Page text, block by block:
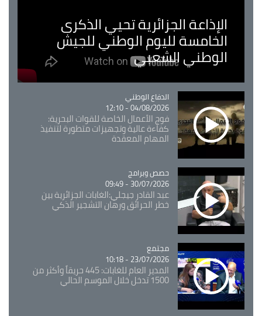
الإذاعة الجزائرية تحيي الذكرى
الخامسة لليوم الوطني للجيش
الوطني الشعبي
Catégorie
الدفاع الوطني
04/08/2026 - 12:10
فوج الأعمال الخاصة للقوات البحرية:
كفاءة عالية وتجهيزات متطورة لتنفيذ
المهام المعقدة
Catégorie
حصص وبرامج
30/07/2026 - 09:49
عبد القادر جيجلي:الغابات الجزائرية بين
خطر الحرائق ورهان التشجير الذكي
Catégorie
مجتمع
23/07/2026 - 10:18
المدير العام للغابات: 445 حريقاً وأكثر من
1500 تدخل خلال الموسم الحالي